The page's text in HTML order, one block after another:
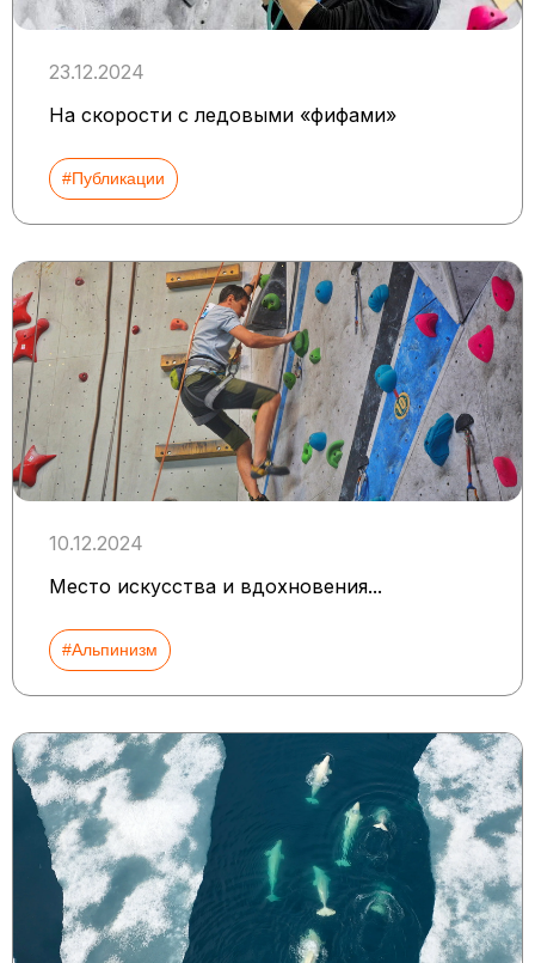
23.12.2024
На скорости с ледовыми «фифами»
#Публикации
10.12.2024
Место искусства и вдохновения...
#Альпинизм